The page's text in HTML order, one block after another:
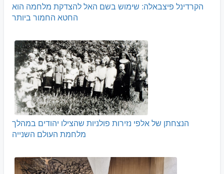
הקרדינל פיצבאלה: שימוש בשם האל להצדקת מלחמה הוא
החטא החמור ביותר
הנצחתן של אלפי נזירות פולניות שהצילו יהודים במהלך
מלחמת העולם השנייה